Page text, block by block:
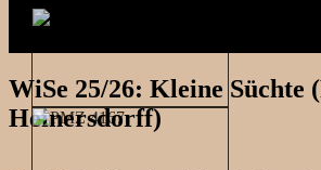
WiSe 25/26: Kleine Süchte
Heinersdorff)